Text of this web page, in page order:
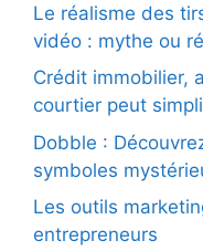
Le réalisme des
vidéo : mythe ou
Crédit immobilier,
courtier peut
Dobble :
symboles
Les outils
entrepreneurs